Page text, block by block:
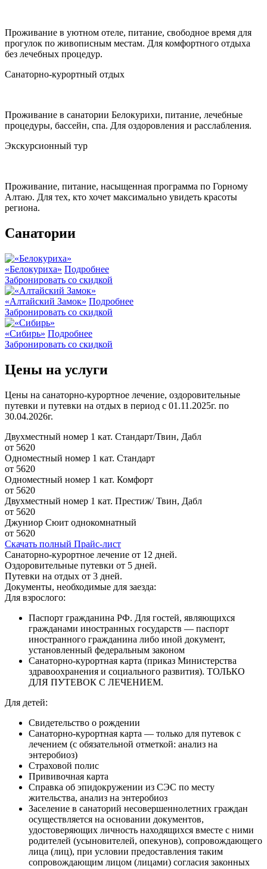
Проживание в уютном отеле, питание, свободное время для
прогулок по живописным местам. Для комфортного отдыха
без лечебных процедур.
Санаторно-курортный отдых
Проживание в санатории Белокурихи, питание, лечебные
процедуры, бассейн, спа. Для оздоровления и расслабления.
Экскурсионный тур
Проживание, питание, насыщенная программа по Горному
Алтаю. Для тех, кто хочет максимально увидеть красоты
региона.
Санатории
«Белокуриха» Подробнее
Забронировать со скидкой
«Алтайский Замок» Подробнее
Забронировать со скидкой
«Сибирь» Подробнее
Забронировать со скидкой
Цены на услуги
Цены на санаторно-курортное лечение, оздоровительные
путевки и путевки на отдых в период с 01.11.2025г. по
30.04.2026г.
Двухместный номер 1 кат. Стандарт/Твин, Дабл
от 5620
Одноместный номер 1 кат. Стандарт
от 5620
Одноместный номер 1 кат. Комфорт
от 5620
Двухместный номер 1 кат. Престиж/ Твин, Дабл
от 5620
Джуниор Сюит однокомнатный
от 5620
Скачать полный Прайс-лист
Санаторно-курортное лечение от 12 дней.
Оздоровительные путевки от 5 дней.
Путевки на отдых от 3 дней.
Документы, необходимые для заезда:
Для взрослого:
Паспорт гражданина РФ. Для гостей, являющихся
гражданами иностранных государств — паспорт
иностранного гражданина либо иной документ,
установленный федеральным законом
Санаторно-курортная карта (приказ Министерства
здравоохранения и социального развития). ТОЛЬКО
ДЛЯ ПУТЕВОК С ЛЕЧЕНИЕМ.
Для детей:
Свидетельство о рождении
Санаторно-курортная карта — только для путевок с
лечением (с обязательной отметкой: анализ на
энтеробиоз)
Страховой полис
Прививочная карта
Справка об эпидокружении из СЭС по месту
жительства, анализ на энтеробиоз
Заселение в санаторий несовершеннолетних граждан
осуществляется на основании документов,
удостоверяющих личность находящихся вместе с ними
родителей (усыновителей, опекунов), сопровождающего
лица (лиц), при условии предоставления таким
сопровождающим лицом (лицами) согласия законных